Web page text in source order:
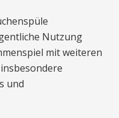
Nutzung
mit weiteren
und